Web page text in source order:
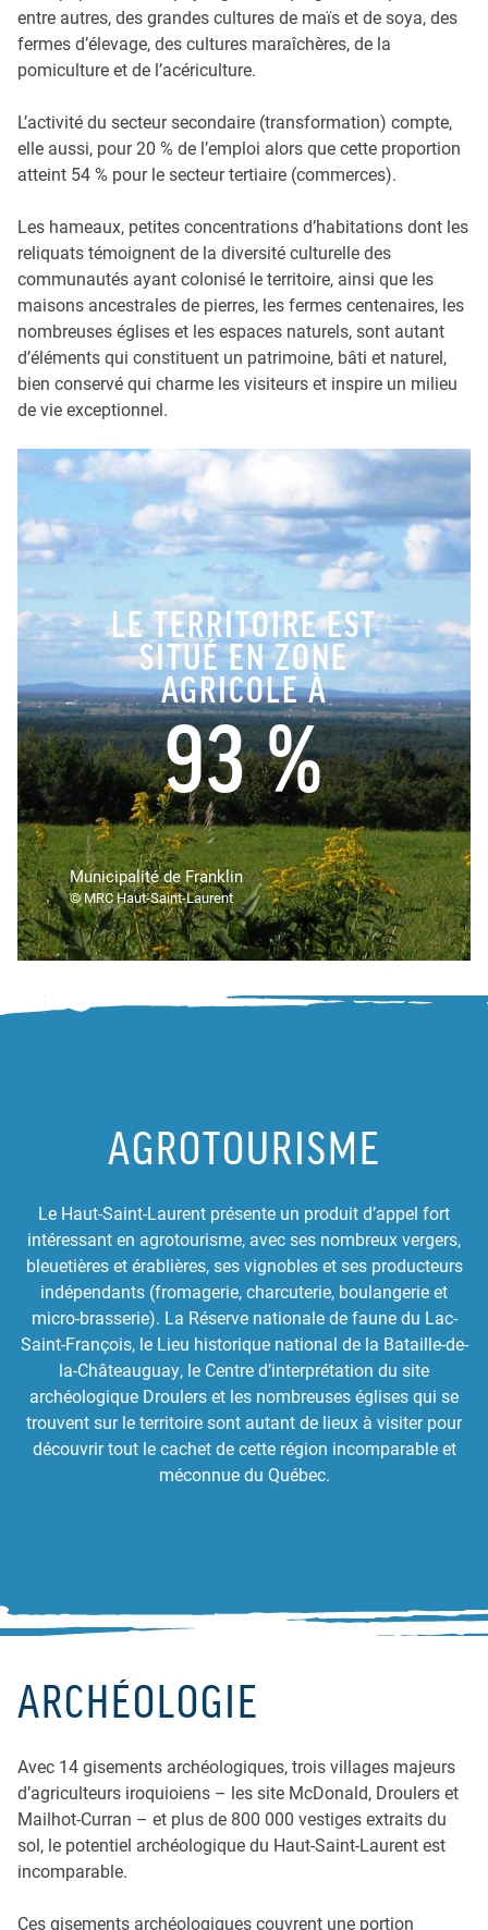
entre autres, des grandes cultures de maïs et de soya, des
fermes d’élevage, des cultures maraîchères, de la
pomiculture et de l’acériculture.
L’activité du secteur secondaire (transformation) compte,
elle aussi, pour 20 % de l’emploi alors que cette proportion
atteint 54 % pour le secteur tertiaire (commerces).
Les hameaux, petites concentrations d’habitations dont les
reliquats témoignent de la diversité culturelle des
communautés ayant colonisé le territoire, ainsi que les
maisons ancestrales de pierres, les fermes centenaires, les
nombreuses églises et les espaces naturels, sont autant
d’éléments qui constituent un patrimoine, bâti et naturel,
bien conservé qui charme les visiteurs et inspire un milieu
de vie exceptionnel.
LE TERRITOIRE EST
SITUÉ EN ZONE
AGRICOLE À
93 %
Municipalité de Franklin
© MRC Haut-Saint-Laurent
AGROTOURISME
Le Haut-Saint-Laurent présente un produit d’appel fort
intéressant en agrotourisme, avec ses nombreux vergers,
bleuetières et érablières, ses vignobles et ses producteurs
indépendants (fromagerie, charcuterie, boulangerie et
micro-brasserie). La Réserve nationale de faune du Lac-
Saint-François, le Lieu historique national de la Bataille-de-
la-Châteauguay, le Centre d’interprétation du site
archéologique Droulers et les nombreuses églises qui se
trouvent sur le territoire sont autant de lieux à visiter pour
découvrir tout le cachet de cette région incomparable et
méconnue du Québec.
ARCHÉOLOGIE
Avec 14 gisements archéologiques, trois villages majeurs
d’agriculteurs iroquioiens – les site McDonald, Droulers et
Mailhot-Curran – et plus de 800 000 vestiges extraits du
sol, le potentiel archéologique du Haut-Saint-Laurent est
incomparable.
Ces gisements archéologiques couvrent une portion